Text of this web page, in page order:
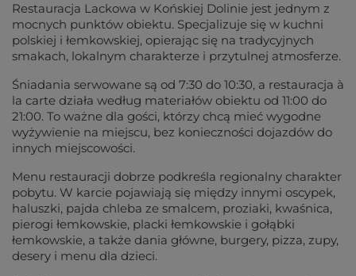
Restauracja Lackowa w Końskiej Dolinie jest jednym z
mocnych punktów obiektu. Specjalizuje się w kuchni
polskiej i łemkowskiej, opierając się na tradycyjnych
smakach, lokalnym charakterze i przytulnej atmosferze.
Śniadania serwowane są od 7:30 do 10:30, a restauracja à
la carte działa według materiałów obiektu od 11:00 do
21:00. To ważne dla gości, którzy chcą mieć wygodne
wyżywienie na miejscu, bez konieczności dojazdów do
innych miejscowości.
Menu restauracji dobrze podkreśla regionalny charakter
pobytu. W karcie pojawiają się między innymi oscypek,
haluszki, pajda chleba ze smalcem, proziaki, kwaśnica,
pierogi łemkowskie, placki łemkowskie i gołąbki
łemkowskie, a także dania główne, burgery, pizza, zupy,
desery i menu dla dzieci.